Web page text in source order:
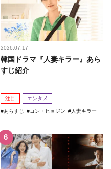
2026.07.17
韓国ドラマ『人妻キラー』あら
すじ紹介
注目 エンタメ
あらすじ コン・ヒョジン 人妻キラー